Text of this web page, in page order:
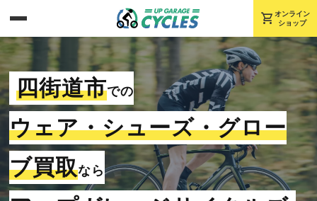
shopping_cart オンライン
ショップ
四街道市での
ウェア・シューズ・グロー
ブ買取なら